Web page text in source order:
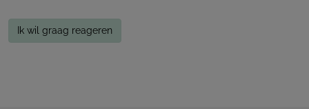
Ik wil graag reageren